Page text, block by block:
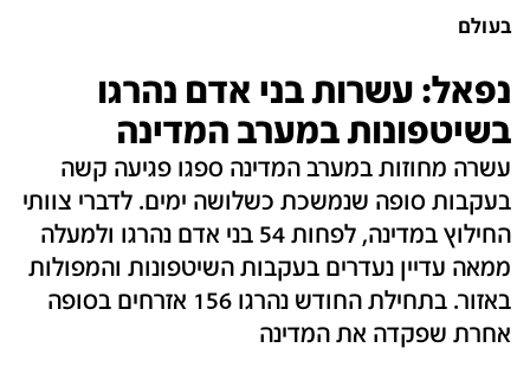
בעולם
נפאל: עשרות בני אדם נהרגו
בשיטפונות במערב המדינה
עשרה מחוזות במערב המדינה ספגו פגיעה קשה
בעקבות סופה שנמשכת כשלושה ימים. לדברי צוותי
החילוץ במדינה, לפחות 54 בני אדם נהרגו ולמעלה
ממאה עדיין נעדרים בעקבות השיטפונות והמפולות
באזור. בתחילת החודש נהרגו 156 אזרחים בסופה
אחרת שפקדה את המדינה